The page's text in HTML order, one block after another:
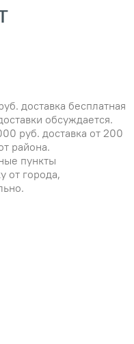
доставка бесплатная
обсуждается.
руб. доставка от 200
района.
пункты
от города,